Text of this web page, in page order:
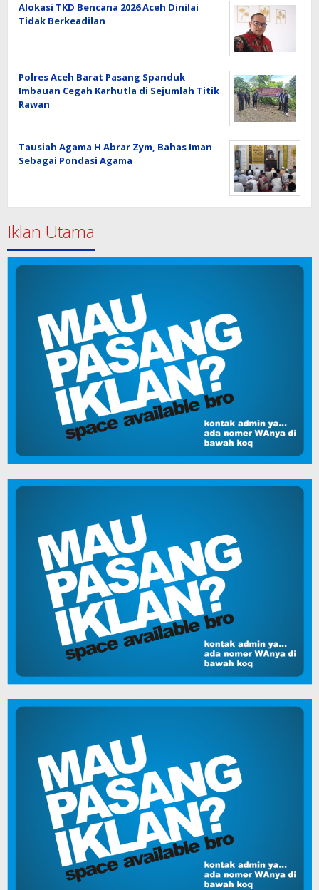
Alokasi TKD Bencana 2026 Aceh Dinilai
Tidak Berkeadilan
Polres Aceh Barat Pasang Spanduk
Imbauan Cegah Karhutla di Sejumlah Titik
Rawan
Tausiah Agama H Abrar Zym, Bahas Iman
Sebagai Pondasi Agama
Iklan Utama